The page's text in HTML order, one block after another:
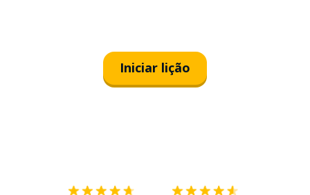
Iniciar lição